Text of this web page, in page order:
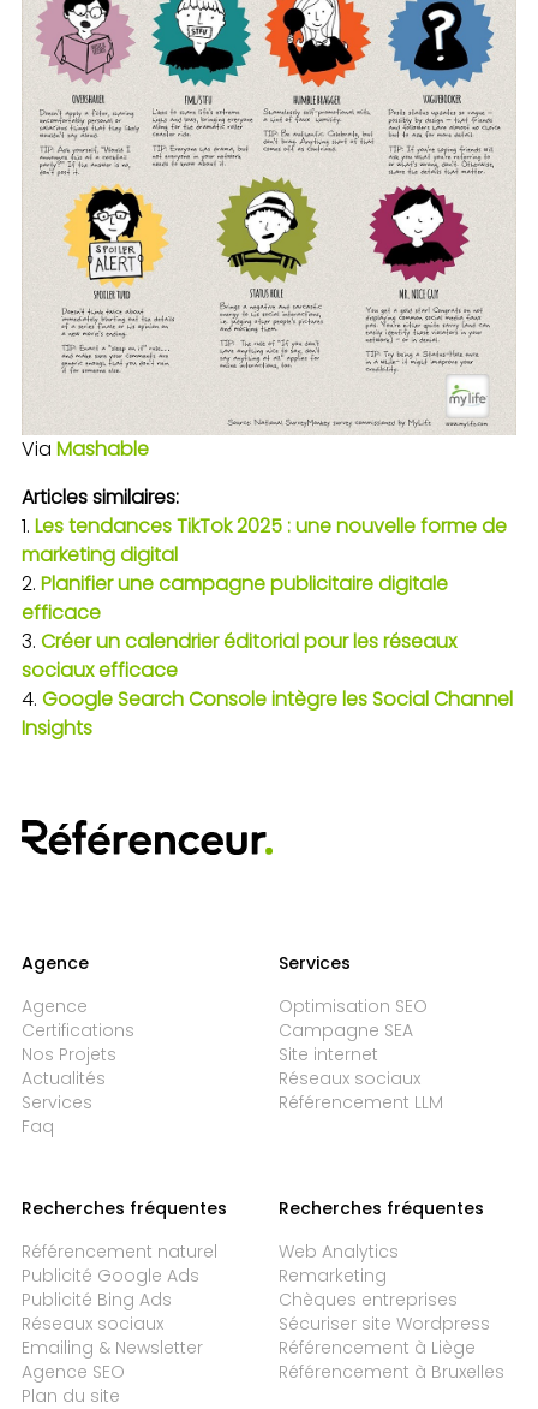
Via Mashable
Articles similaires:
Les tendances TikTok 2025 : une nouvelle forme de
marketing digital
Planifier une campagne publicitaire digitale
efficace
Créer un calendrier éditorial pour les réseaux
sociaux efficace
Google Search Console intègre les Social Channel
Insights
Agence
Agence
Certifications
Nos Projets
Actualités
Services
Faq
Services
Optimisation SEO
Campagne SEA
Site internet
Réseaux sociaux
Référencement LLM
Recherches fréquentes
Référencement naturel
Publicité Google Ads
Publicité Bing Ads
Réseaux sociaux
Emailing & Newsletter
Agence SEO
Plan du site
Recherches fréquentes
Web Analytics
Remarketing
Chèques entreprises
Sécuriser site Wordpress
Référencement à Liège
Référencement à Bruxelles